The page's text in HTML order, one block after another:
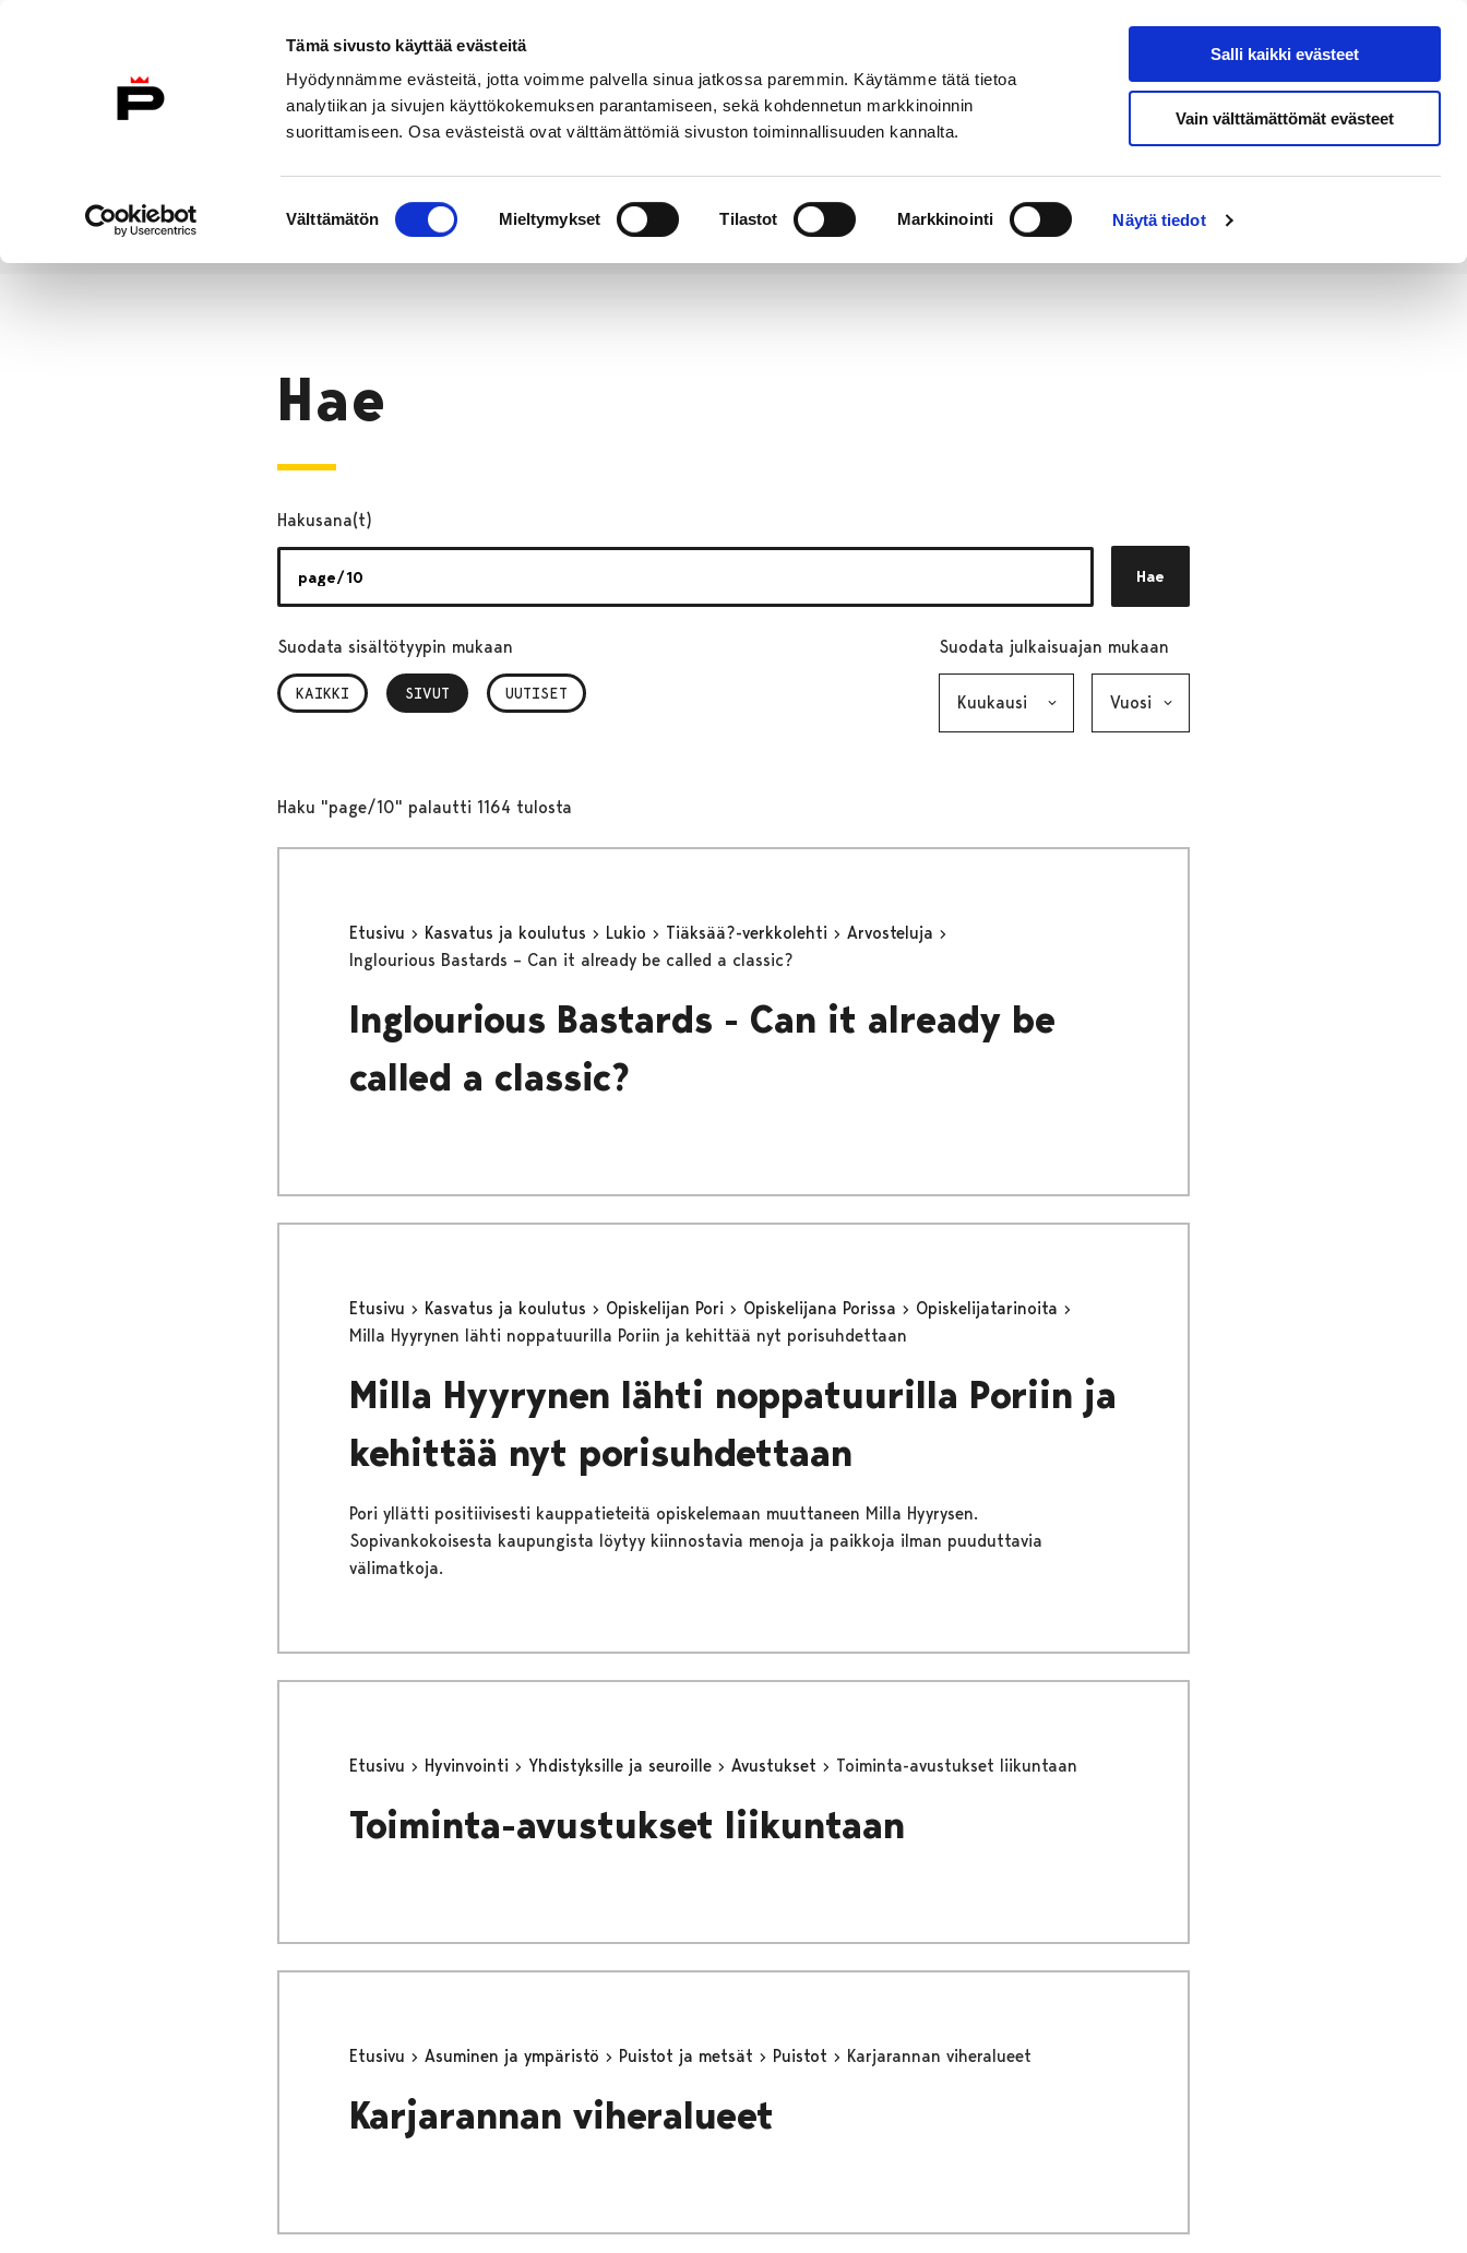
Tämä sivusto käyttää evästeitä
Hyödynnämme evästeitä, jotta voimme palvella sinua jatkossa paremmin. Käytämme tätä tietoa
analytiikan ja sivujen käyttökokemuksen parantamiseen, sekä kohdennetun markkinoinnin
suorittamiseen. Osa evästeistä ovat välttämättömiä sivuston toiminnallisuuden kannalta.
valinta
Välttämätön Mieltymykset Tilastot Markkinointi Näytä tiedot
Salli kaikki evästeet
Vain välttämättömät evästeet
Etusivulle
Hae sivustolta
Etusivu
Hae
Hakusana(t)
Hae
Suodata sisältötyypin mukaan
KAIKKI SIVUT
, VALITTU UUTISET
Suodata julkaisuajan mukaan
Haku "page/10" palautti 1164 tulosta
Etusivu Kasvatus ja koulutus Lukio Tiäksää?-verkkolehti
Arvosteluja
Inglourious Bastards – Can it already be called a classic?
Inglourious Bastards - Can it already be
called a classic?
Etusivu Kasvatus ja koulutus Opiskelijan Pori Opiskelijana Porissa
Opiskelijatarinoita
Milla Hyyrynen lähti noppatuurilla Poriin ja kehittää nyt porisuhdettaan
Milla Hyyrynen lähti noppatuurilla Poriin ja
kehittää nyt porisuhdettaan
Pori yllätti positiivisesti kauppatieteitä opiskelemaan muuttaneen Milla Hyyrysen.
Sopivankokoisesta kaupungista löytyy kiinnostavia menoja ja paikkoja ilman puuduttavia
välimatkoja.
Etusivu Hyvinvointi Yhdistyksille ja seuroille Avustukset Toiminta-avustukset liikuntaan
Toiminta-avustukset liikuntaan
Etusivu Asuminen ja ympäristö Puistot ja metsät Puistot Karjarannan viheralueet
Karjarannan viheralueet